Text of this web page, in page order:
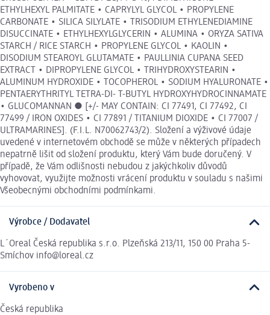
ETHYLHEXYL PALMITATE • CAPRYLYL GLYCOL • PROPYLENE
CARBONATE • SILICA SILYLATE • TRISODIUM ETHYLENEDIAMINE
DISUCCINATE • ETHYLHEXYLGLYCERIN • ALUMINA • ORYZA SATIVA
STARCH / RICE STARCH • PROPYLENE GLYCOL • KAOLIN •
DISODIUM STEAROYL GLUTAMATE • PAULLINIA CUPANA SEED
EXTRACT • DIPROPYLENE GLYCOL • TRIHYDROXYSTEARIN •
ALUMINUM HYDROXIDE • TOCOPHEROL • SODIUM HYALURONATE •
PENTAERYTHRITYL TETRA-DI- T-BUTYL HYDROXYHYDROCINNAMATE
• GLUCOMANNAN ● [+/- MAY CONTAIN: CI 77491, CI 77492, CI
77499 / IRON OXIDES • CI 77891 / TITANIUM DIOXIDE • CI 77007 /
ULTRAMARINES]. (F.I.L. N70062743/2). Složení a výživové údaje
uvedené v internetovém obchodě se může v některých případech
nepatrně lišit od složení produktu, který Vám bude doručený. V
případě, že Vám odlišnosti nebudou z jakýchkoliv důvodů
vyhovovat, využijte možnosti vrácení produktu v souladu s našimi
Všeobecnými obchodními podmínkami.
Výrobce / Dodavatel
L´Oreal Česká republika s.r.o. Plzeňská 213/11, 150 00 Praha 5-
Smíchov info@loreal.cz
Vyrobeno v
Česká republika